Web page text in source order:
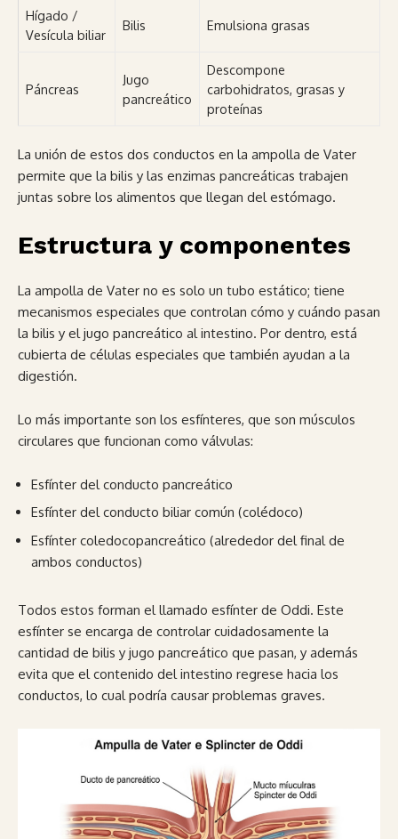
Hígado /
Vesícula biliar
Bilis Emulsiona grasas
Páncreas
Jugo
pancreático
Descompone
carbohidratos, grasas y
proteínas
La unión de estos dos conductos en la ampolla de Vater
permite que la bilis y las enzimas pancreáticas trabajen
juntas sobre los alimentos que llegan del estómago.
Estructura y componentes
La ampolla de Vater no es solo un tubo estático; tiene
mecanismos especiales que controlan cómo y cuándo pasan
la bilis y el jugo pancreático al intestino. Por dentro, está
cubierta de células especiales que también ayudan a la
digestión.
Lo más importante son los esfínteres, que son músculos
circulares que funcionan como válvulas:
Esfínter del conducto pancreático
Esfínter del conducto biliar común (colédoco)
Esfínter coledocopancreático (alrededor del final de
ambos conductos)
Todos estos forman el llamado esfínter de Oddi. Este
esfínter se encarga de controlar cuidadosamente la
cantidad de bilis y jugo pancreático que pasan, y además
evita que el contenido del intestino regrese hacia los
conductos, lo cual podría causar problemas graves.